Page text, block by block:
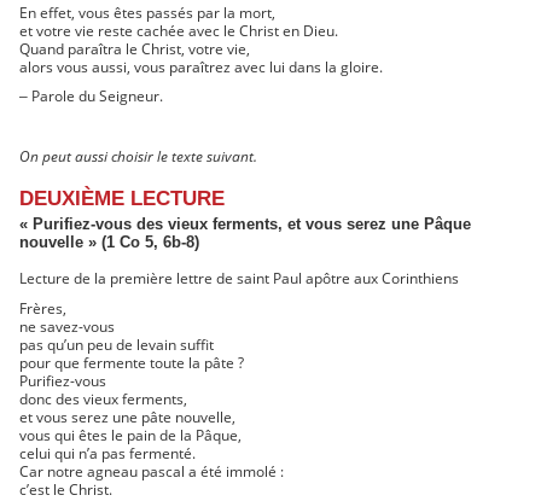
En effet, vous êtes passés par la mort,
et votre vie reste cachée avec le Christ en Dieu.
Quand paraîtra le Christ, votre vie,
alors vous aussi, vous paraîtrez avec lui dans la gloire.
– Parole du Seigneur.
On peut aussi choisir le texte suivant.
DEUXIÈME LECTURE
« Purifiez-vous des vieux ferments, et vous serez une Pâque
nouvelle » (1 Co 5, 6b-8)
Lecture de la première lettre de saint Paul apôtre aux Corinthiens
Frères,
ne savez-vous
pas qu’un peu de levain suffit
pour que fermente toute la pâte ?
Purifiez-vous
donc des vieux ferments,
et vous serez une pâte nouvelle,
vous qui êtes le pain de la Pâque,
celui qui n’a pas fermenté.
Car notre agneau pascal a été immolé :
c’est le Christ.